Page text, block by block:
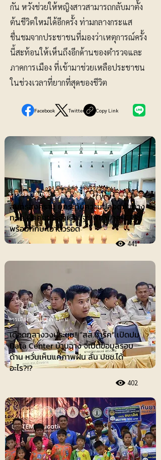
กัน หวังช่วยให้หญิงสาวสามารถกลับมาตั้ง
ต้นชีวิตใหม่ได้อีกครั้ง ท่ามกลางกระแส
ชื่นชมจากประชาชนที่มองว่าเหตุการณ์ครั้ง
นี้สะท้อนให้เห็นถึงอีกด้านของตำรวจและ
ภาคการเมือง ที่เข้ามาช่วยเหลือประชาชน
ในช่วงเวลาที่ยากที่สุดของชีวิต
Facebook Twitter Copy Link
ข่าวประชาสัมพันธ์
สมุทรสงคราม ยกระดับความปลอดภัยทาง
ทะเล ฝึกคนประจำเรือปฐมพยาบาล-CPR
พร้อมทักษะเอาตัวรอด
441
เดือดกลางวงประชุม!! “สส.ปาร์ค” เปิดปม
Data Center บ้านฉาง จี้เปิดข้อมูลรอบ
ด้าน หวั่นเห็นแค่ภาพฝัน ลั่น ปชช.ได้
อะไร?!?
402
การเมือง-การเมืองท้องถิ่น